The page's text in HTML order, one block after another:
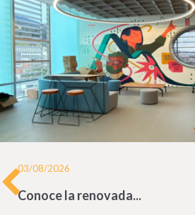
03/08/2026
Conoce la renovada...